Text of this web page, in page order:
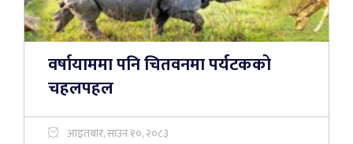
वर्षायाममा पनि चितवनमा पर्यटकको
चहलपहल
आइतबार, साउन १०, २०८३